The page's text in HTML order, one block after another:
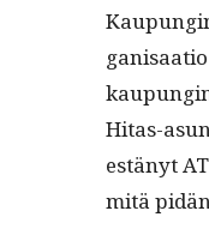
Hitas-
estänyt
mitä